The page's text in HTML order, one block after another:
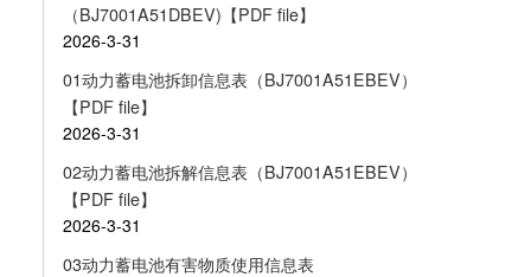
（BJ7001A51DBEV)【PDF file】
2026-3-31
01动力蓄电池拆卸信息表（BJ7001A51EBEV）
【PDF file】
2026-3-31
02动力蓄电池拆解信息表（BJ7001A51EBEV）
【PDF file】
2026-3-31
03动力蓄电池有害物质使用信息表